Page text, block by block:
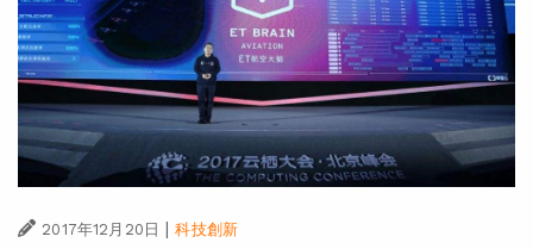
2017年12月20日 | 科技創新